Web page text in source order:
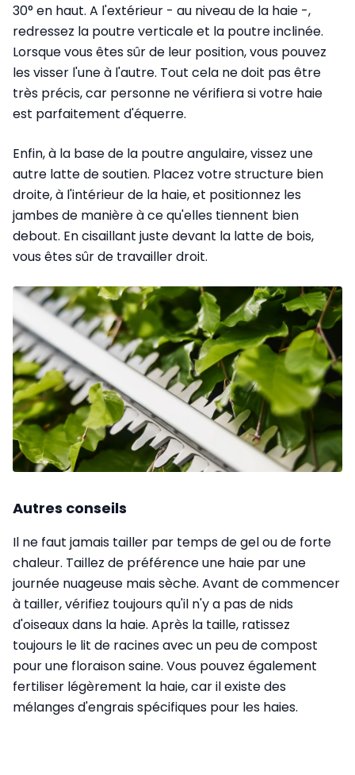
30° en haut. A l'extérieur - au niveau de la haie -,
redressez la poutre verticale et la poutre inclinée.
Lorsque vous êtes sûr de leur position, vous pouvez
les visser l'une à l'autre. Tout cela ne doit pas être
très précis, car personne ne vérifiera si votre haie
est parfaitement d'équerre.
Enfin, à la base de la poutre angulaire, vissez une
autre latte de soutien. Placez votre structure bien
droite, à l'intérieur de la haie, et positionnez les
jambes de manière à ce qu'elles tiennent bien
debout. En cisaillant juste devant la latte de bois,
vous êtes sûr de travailler droit.
Autres conseils
Il ne faut jamais tailler par temps de gel ou de forte
chaleur. Taillez de préférence une haie par une
journée nuageuse mais sèche. Avant de commencer
à tailler, vérifiez toujours qu'il n'y a pas de nids
d'oiseaux dans la haie. Après la taille, ratissez
toujours le lit de racines avec un peu de compost
pour une floraison saine. Vous pouvez également
fertiliser légèrement la haie, car il existe des
mélanges d'engrais spécifiques pour les haies.